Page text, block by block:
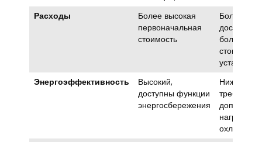
Расходы
Более высокая
первоначальная
стоимость
Более
доступный,
более
стоимость
установки
Энергоэффективность
Высокий,
доступны функции
энергосбережения
Ниже,
требует
нагрева